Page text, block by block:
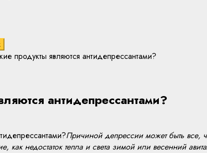
продукты являются антидепрессантами?
антидепрессантами?
Причиной депрессии может быть все,
как недостаток тепла и света зимой или весенний